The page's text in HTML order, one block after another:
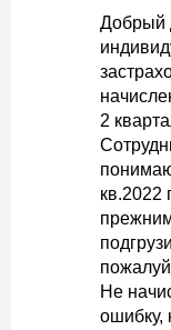
Добрый
2
кв.2022
Не
ошибку,